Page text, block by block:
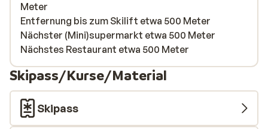
Meter
Entfernung bis zum Skilift etwa 500 Meter
Nächster (Mini)supermarkt etwa 500 Meter
Nächstes Restaurant etwa 500 Meter
Skipass/Kurse/Material
Skipass